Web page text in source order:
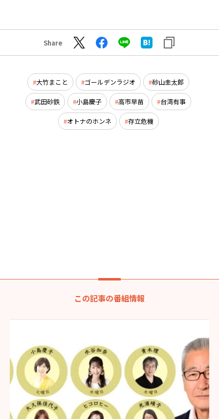
Share
大竹まこと ゴールデンラジオ 砂山圭太郎
武田砂鉄 小島慶子 高市早苗 台湾有事
オトナのホンネ 存立危機
この記事の番組情報